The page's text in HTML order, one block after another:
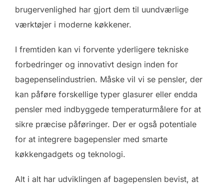
brugervenlighed har gjort dem til uundværlige
værktøjer i moderne køkkener.
I fremtiden kan vi forvente yderligere tekniske
forbedringer og innovativt design inden for
bagepenselindustrien. Måske vil vi se pensler, der
kan påføre forskellige typer glasurer eller endda
pensler med indbyggede temperaturmålere for at
sikre præcise påføringer. Der er også potentiale
for at integrere bagepensler med smarte
køkkengadgets og teknologi.
Alt i alt har udviklingen af bagepenslen bevist, at